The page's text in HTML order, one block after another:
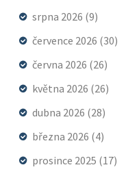
srpna 2026 (9)
července 2026 (30)
června 2026 (26)
května 2026 (26)
dubna 2026 (28)
března 2026 (4)
prosince 2025 (17)